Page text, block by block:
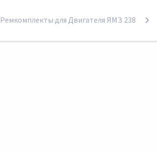
Ремкомплекты для Двигателя ЯМЗ 238